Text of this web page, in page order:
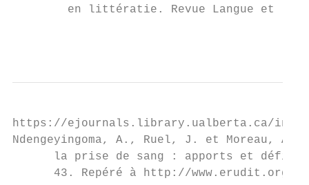
en littératie. Revue Langue et
https://ejournals.library.ualberta.ca/
Ndengeyingoma, A., Ruel, J. et Moreau,
la prise de sang : apports et
43. Repéré à http://www.erudit.org/